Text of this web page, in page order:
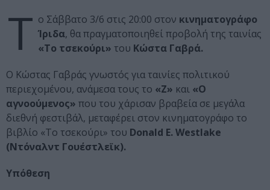
Τ ο Σάββατο 3/6 στις 20:00 στον κινηματογράφο
Ίριδα, θα πραγματοποιηθεί προβολή της ταινίας
«Το τσεκούρι» του Κώστα Γαβρά.
Ο Κώστας Γαβράς γνωστός για ταινίες πολιτικού
περιεχομένου, ανάμεσα τους το «Ζ» και «Ο
αγνοούμενος» που του χάρισαν βραβεία σε μεγάλα
διεθνή φεστιβάλ, μεταφέρει στον κινηματογράφο το
βιβλίο «Το τσεκούρι» του Donald E. Westlake
(Ντόναλντ Γουέστλεϊκ).
Υπόθεση